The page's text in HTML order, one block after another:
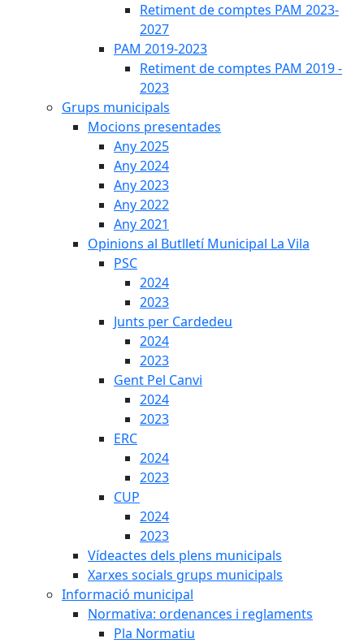
Retiment de comptes PAM 2023-
2027
PAM 2019-2023
Retiment de comptes PAM 2019 -
2023
Grups municipals
Mocions presentades
Any 2025
Any 2024
Any 2023
Any 2022
Any 2021
Opinions al Butlletí Municipal La Vila
PSC
2024
2023
Junts per Cardedeu
2024
2023
Gent Pel Canvi
2024
2023
ERC
2024
2023
CUP
2024
2023
Vídeactes dels plens municipals
Xarxes socials grups municipals
Informació municipal
Normativa: ordenances i reglaments
Pla Normatiu